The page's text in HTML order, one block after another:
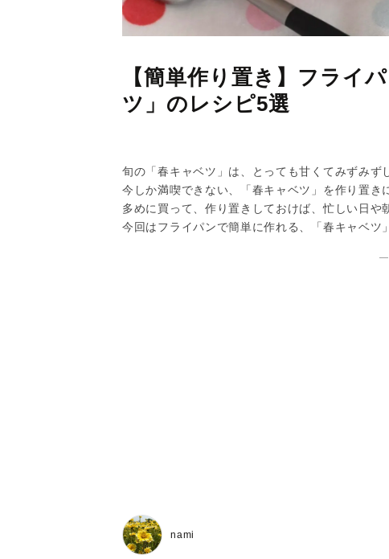
【簡単作り置き】フライ
ツ」のレシピ5選
旬の「春キャベツ」は、とっても甘くてみずみ
今しか満喫できない、「春キャベツ」を作り置き
多めに買って、作り置きしておけば、忙しい日や
今回はフライパンで簡単に作れる、「春キャベツ
―
nami